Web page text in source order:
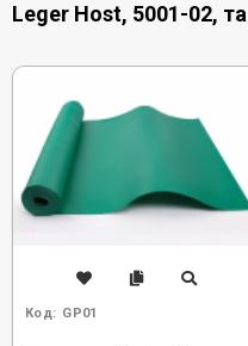
Leger Host, 5001-02,
Код: GP01